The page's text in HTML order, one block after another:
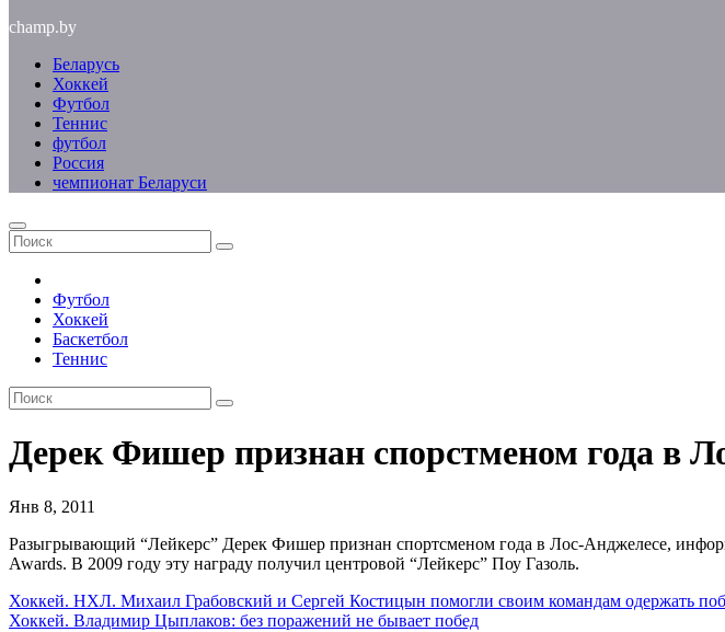
champ.by
Беларусь
Хоккей
Футбол
Теннис
футбол
Россия
чемпионат Беларуси
Футбол
Хоккей
Баскетбол
Теннис
Дерек Фишер признан спорстменом года в
Янв 8, 2011
Разыгрывающий “Лейкерс” Дерек Фишер признан спортсменом года в Лос-Анджелесе,
Awards. В 2009 году эту награду получил центровой “Лейкерс” Поу Газоль.
Навигация
Хоккей. НХЛ. Михаил Грабовский и Сергей Костицын помогли своим командам одержать
Хоккей. Владимир Цыплаков: без поражений не бывает побед